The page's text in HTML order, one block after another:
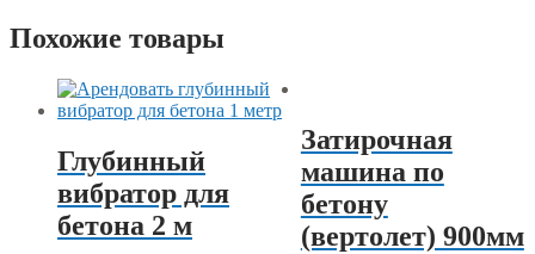
Похожие товары
Глубинный
вибратор для
бетона 2 м
Затирочная
машина по
бетону
(вертолет) 900мм